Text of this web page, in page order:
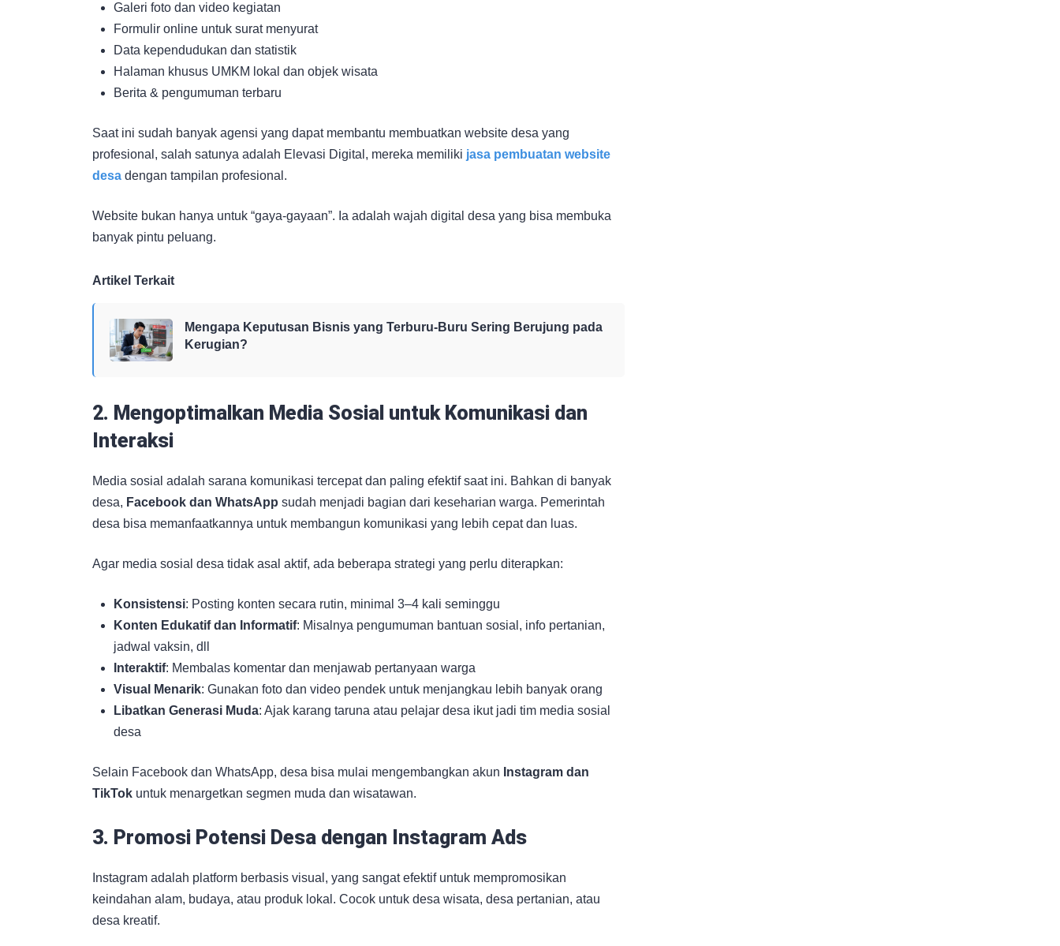
Galeri foto dan video kegiatan
Formulir online untuk surat menyurat
Data kependudukan dan statistik
Halaman khusus UMKM lokal dan objek wisata
Berita & pengumuman terbaru
Saat ini sudah banyak agensi yang dapat membantu membuatkan website desa yang
profesional, salah satunya adalah Elevasi Digital, mereka memiliki jasa pembuatan website
desa dengan tampilan profesional.
Website bukan hanya untuk “gaya-gayaan”. Ia adalah wajah digital desa yang bisa membuka
banyak pintu peluang.
Artikel Terkait
Mengapa Keputusan Bisnis yang Terburu-Buru Sering Berujung pada
Kerugian?
2. Mengoptimalkan Media Sosial untuk Komunikasi dan
Interaksi
Media sosial adalah sarana komunikasi tercepat dan paling efektif saat ini. Bahkan di banyak
desa, Facebook dan WhatsApp sudah menjadi bagian dari keseharian warga. Pemerintah
desa bisa memanfaatkannya untuk membangun komunikasi yang lebih cepat dan luas.
Agar media sosial desa tidak asal aktif, ada beberapa strategi yang perlu diterapkan:
Konsistensi: Posting konten secara rutin, minimal 3–4 kali seminggu
Konten Edukatif dan Informatif: Misalnya pengumuman bantuan sosial, info pertanian,
jadwal vaksin, dll
Interaktif: Membalas komentar dan menjawab pertanyaan warga
Visual Menarik: Gunakan foto dan video pendek untuk menjangkau lebih banyak orang
Libatkan Generasi Muda: Ajak karang taruna atau pelajar desa ikut jadi tim media sosial
desa
Selain Facebook dan WhatsApp, desa bisa mulai mengembangkan akun Instagram dan
TikTok untuk menargetkan segmen muda dan wisatawan.
3. Promosi Potensi Desa dengan Instagram Ads
Instagram adalah platform berbasis visual, yang sangat efektif untuk mempromosikan
keindahan alam, budaya, atau produk lokal. Cocok untuk desa wisata, desa pertanian, atau
desa kreatif.